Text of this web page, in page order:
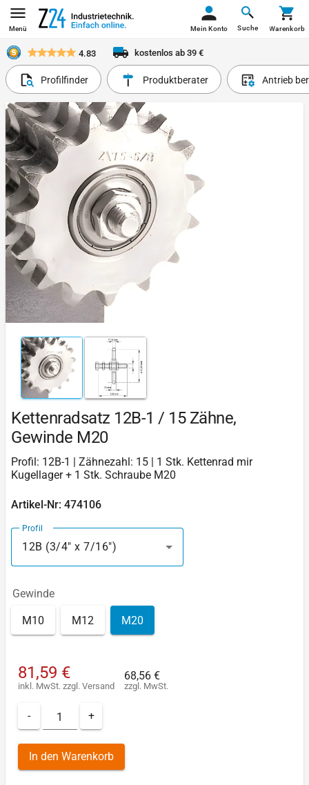
Menü Suche
Mein Konto Warenkorb
4.83 kostenlos ab 39 €
Profilfinder Produktberater Antrieb
Kettenradsatz 12B-1 / 15 Zähne,
Gewinde M20
Profil: 12B-1 | Zähnezahl: 15 | 1 Stk. Kettenrad mir
Kugellager + 1 Stk. Schraube M20
Artikel-Nr: 474106
Profil
12B (3/4″ x 7/16″)
Gewinde
M10 M12 M20
81,59 €
inkl. MwSt. zzgl. Versand
68,56 €
zzgl. MwSt.
- +
In den Warenkorb